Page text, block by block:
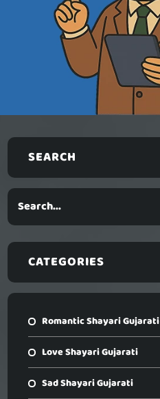
SEARCH
CATEGORIES
Romantic Shayari Gujarati
Love Shayari Gujarati
Sad Shayari Gujarati